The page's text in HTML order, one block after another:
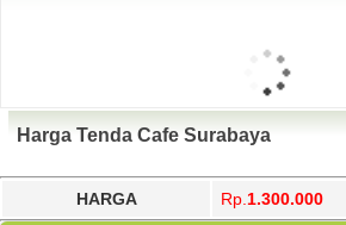
Harga Tenda Cafe Surabaya
HARGA Rp. 1.300.000